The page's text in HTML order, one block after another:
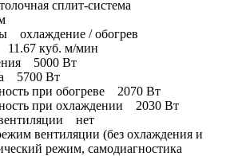
сплит-система
охлаждение / обогрев
куб. м/мин
5000 Вт
5700 Вт
при обогреве 2070 Вт
при охлаждении 2030 Вт
нет
вентиляции (без охлаждения и
режим, самодиагностика